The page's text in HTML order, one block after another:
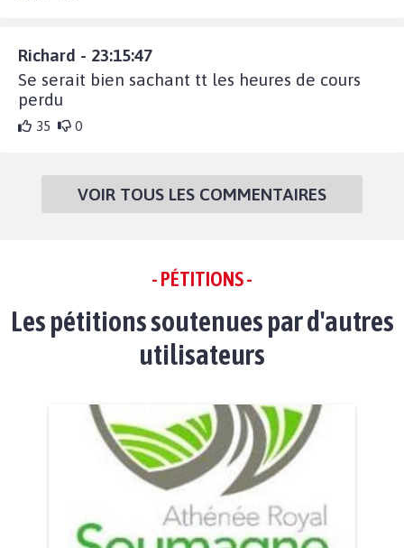
Richard - 23:15:47
Se serait bien sachant tt les heures de cours
perdu
35 0
VOIR TOUS LES COMMENTAIRES
- PÉTITIONS -
Les pétitions soutenues par d'autres
utilisateurs